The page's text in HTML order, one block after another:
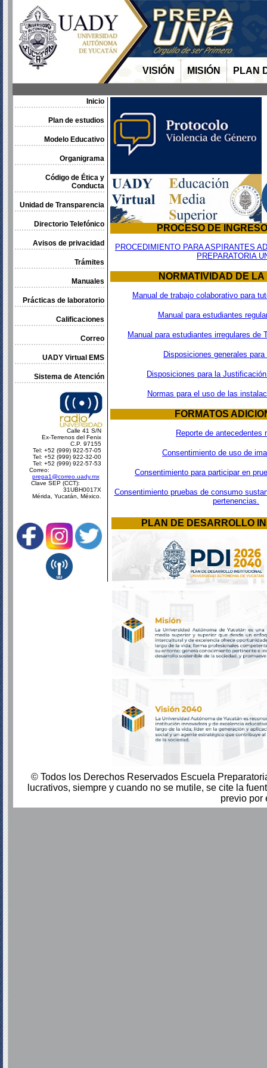
VISIÓN MISIÓN PLAN
Inicio
Plan de estudios
Modelo Educativo
Organigrama
Código de Ética y
Conducta
Unidad de Transparencia
Directorio Telefónico
Avisos de privacidad
Trámites
Manuales
Prácticas de laboratorio
Calificaciones
Correo
UADY Virtual EMS
Sistema de Atención
Calle 41 S/N
Ex-Terrenos del Fenix
C.P. 97155
Tel: +52 (999) 922-57-05
Tel: +52 (999) 922-32-00
Tel: +52 (999) 922-57-53
Correo:
prepa1@correo.uady.mx
Clave SEP (CCT):
31UBH0017X
Mérida, Yucatán, México.
PROCESO DE
PROCEDIMIENTO PARA ASPIRANTES
PREPARATORIA
NORMATIVIDAD DE
Manual de trabajo colaborativo para
Manual para estudiantes
Manual para estudiantes irregulares de
Disposiciones generales
Disposiciones para la
Normas para el uso de las
FORMATOS
Reporte de antecedentes
Consentimiento de uso de
Consentimiento para participar en
Consentimiento pruebas de consumo
pertenencias.
PLAN DE DESARROLLO
© Todos los Derechos Reservados Escuela
lucrativos, siempre y cuando no se mutile, se cite la
previo por